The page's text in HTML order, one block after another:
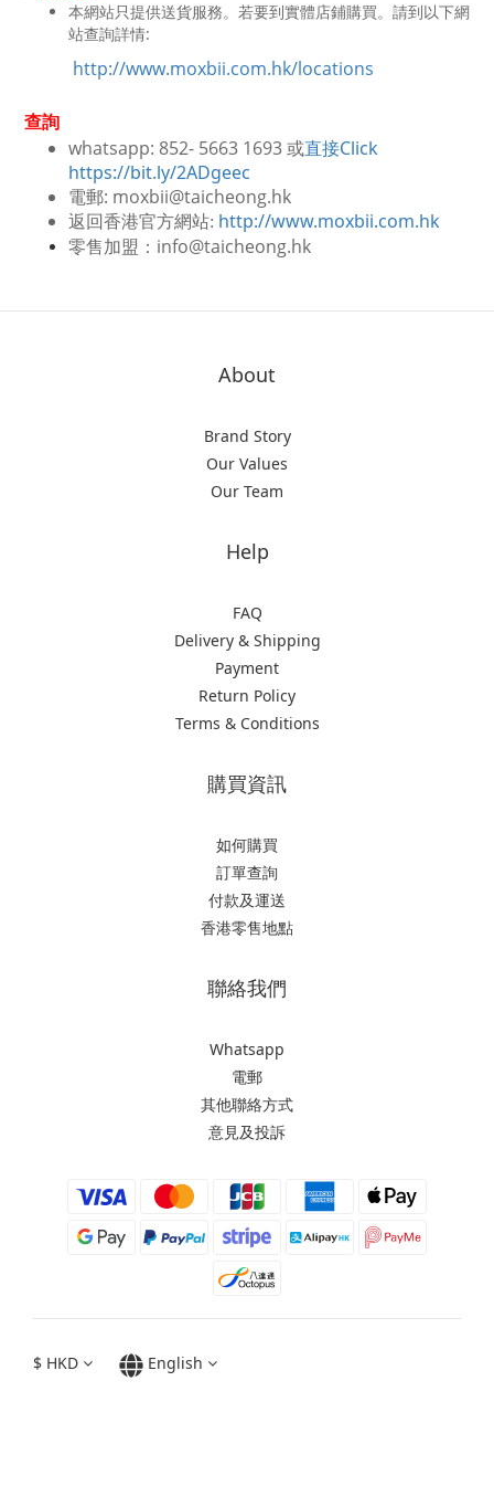
本網站只提供送貨服務。若要到實體店鋪購買。請到以下網
站查詢詳情:
http://www.moxbii.com.hk/locations
查詢
whatsapp: 852- 5663 1693 或直接Click
https://bit.ly/2ADgeec
電郵: moxbii@taicheong.hk
返回香港官方網站: http://www.moxbii.com.hk
零售加盟：info@taicheong.hk
About
Brand Story
Our Values
Our Team
Help
FAQ
Delivery & Shipping
Payment
Return Policy
Terms & Conditions
購買資訊
如何購買
訂單查詢
付款及運送
香港零售地點
聯絡我們
Whatsapp
電郵
其他聯絡方式
意見及投訴
$ HKD English